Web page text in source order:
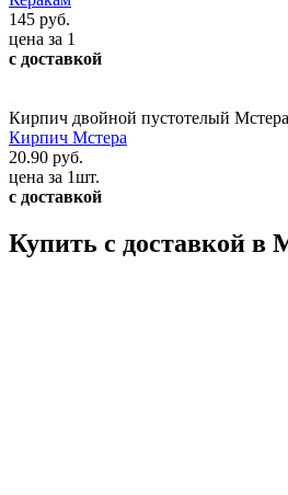
145 руб.
цена за 1
с доставкой
Кирпич двойной пустотелый Мстера
Кирпич Мстера
20.90 руб.
цена за 1шт.
с доставкой
Купить с доставкой в